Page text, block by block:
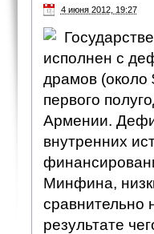
4 июня 2012, 19:27
исполнен с
драмов (около
первого
Армении.
внутренних
Минфина,
сравнительно
результате